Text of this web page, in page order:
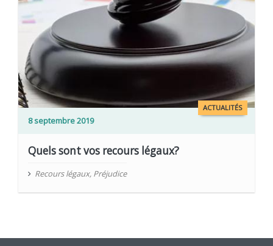
ACTUALITÉS
8 septembre 2019
Quels sont vos recours légaux?
Recours légaux, Préjudice